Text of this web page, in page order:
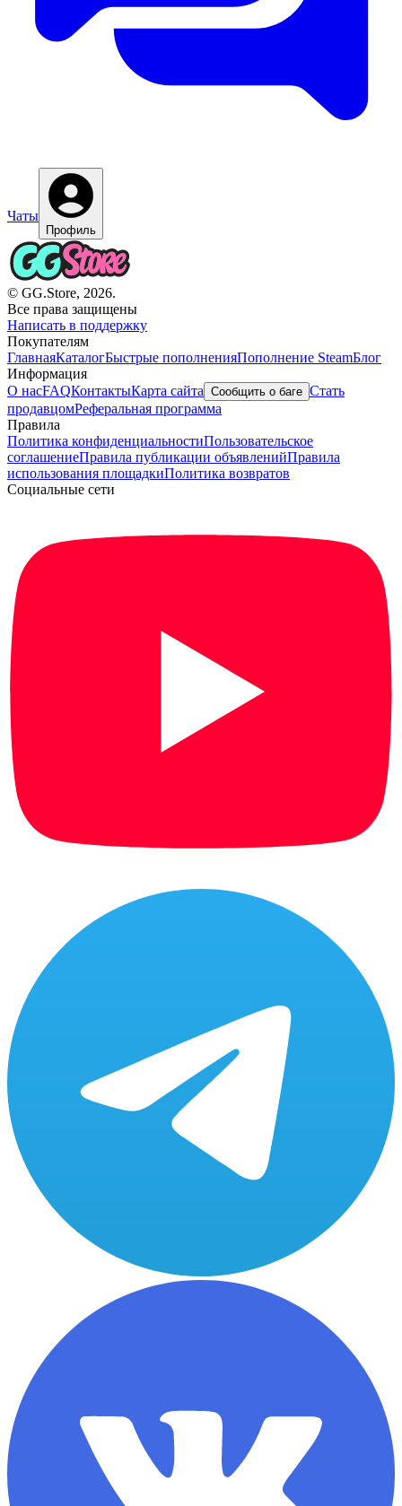
Чаты
Профиль
© GG.Store, 2026.
Все права защищены
Написать в поддержку
Покупателям
ГлавнаяКаталогБыстрые пополненияПополнение SteamБлог
Информация
О насFAQКонтактыКарта сайта Сообщить о баге Стать
продавцомРеферальная программа
Правила
Политика конфиденциальностиПользовательское
соглашениеПравила публикации объявленийПравила
использования площадкиПолитика возвратов
Социальные сети